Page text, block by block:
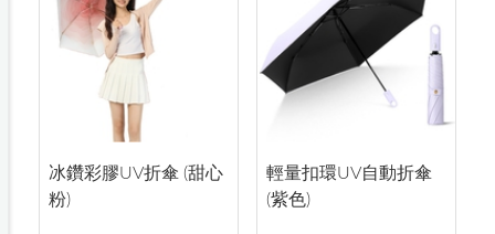
冰鑽彩膠UV折傘 (甜心
粉)
輕量扣環UV自動折傘
(紫色)